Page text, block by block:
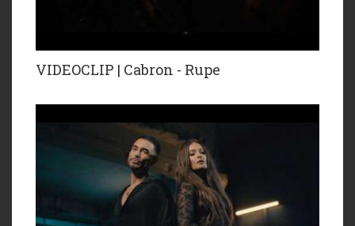
VIDEOCLIP | Cabron - Rupe